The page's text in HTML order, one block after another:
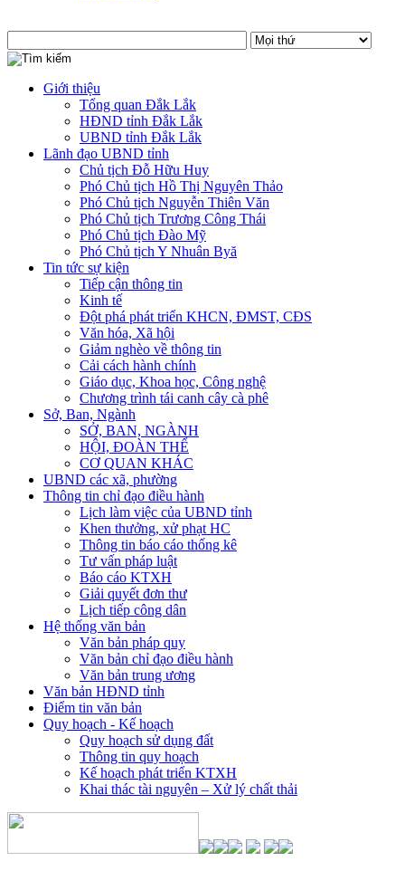
Giới thiệu
Tổng quan Đắk Lắk
HĐND tỉnh Đắk Lắk
UBND tỉnh Đắk Lắk
Lãnh đạo UBND tỉnh
Chủ tịch Đỗ Hữu Huy
Phó Chủ tịch Hồ Thị Nguyên Thảo
Phó Chủ tịch Nguyễn Thiên Văn
Phó Chủ tịch Trương Công Thái
Phó Chủ tịch Đào Mỹ
Phó Chủ tịch Y Nhuân Byă
Tin tức sự kiện
Tiếp cận thông tin
Kinh tế
Đột phá phát triển KHCN, ĐMST, CĐS
Văn hóa, Xã hội
Giảm nghèo về thông tin
Cải cách hành chính
Giáo dục, Khoa học, Công nghệ
Chương trình tái canh cây cà phê
Sở, Ban, Ngành
SỞ, BAN, NGÀNH
HỘI, ĐOÀN THỂ
CƠ QUAN KHÁC
UBND các xã, phường
Thông tin chỉ đạo điều hành
Lịch làm việc của UBND tỉnh
Khen thưởng, xử phạt HC
Thông tin báo cáo thống kê
Tư vấn pháp luật
Báo cáo KTXH
Giải quyết đơn thư
Lịch tiếp công dân
Hệ thống văn bản
Văn bản pháp quy
Văn bản chỉ đạo điều hành
Văn bản trung ương
Văn bản HĐND tỉnh
Điểm tin văn bản
Quy hoạch - Kế hoạch
Quy hoạch sử dụng đất
Thông tin quy hoạch
Kế hoạch phát triển KTXH
Khai thác tài nguyên – Xử lý chất thải